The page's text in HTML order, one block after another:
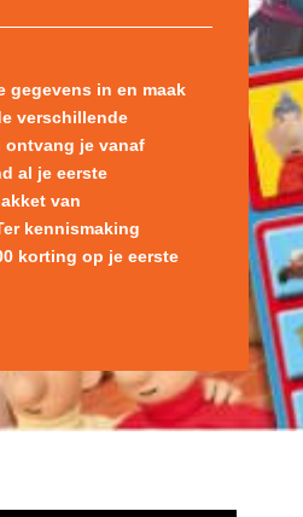
gegevens in en maak
verschillende
ontvang je vanaf
al je eerste
van
kennismaking
korting op je eerste